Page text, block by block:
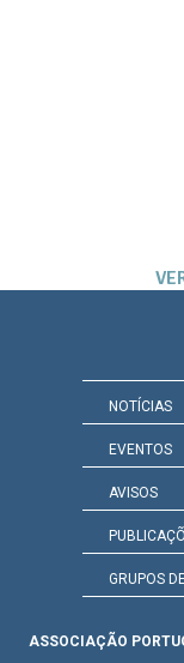
NOTÍCIAS
EVENTOS
AVISOS
GRUPOS
ASSOCIAÇÃO